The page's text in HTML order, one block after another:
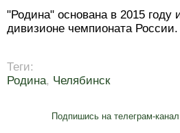
"Родина" основана в 2015 году
дивизионе чемпионата России.
Теги:
Родина, Челябинск
Подпишись на телеграм-